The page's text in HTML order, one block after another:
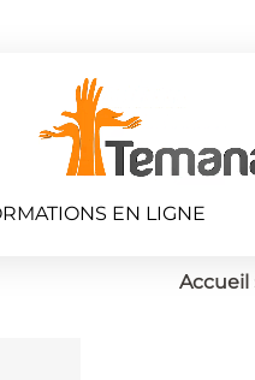
EN LIGNE
Accueil